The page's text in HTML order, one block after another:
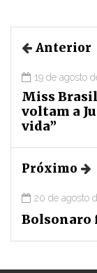
Anterior
19 de agosto
Miss
voltam a
vida”
Próximo
20 de agosto
Bolsonaro